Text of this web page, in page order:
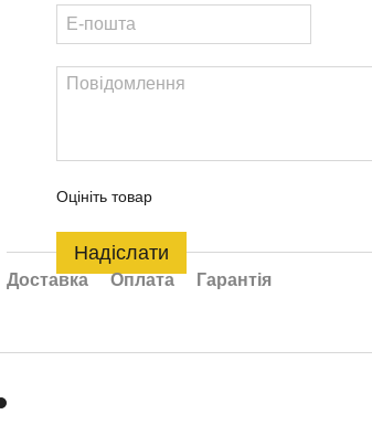
Оцініть товар
Надіслати
Доставка Оплата Гарантія